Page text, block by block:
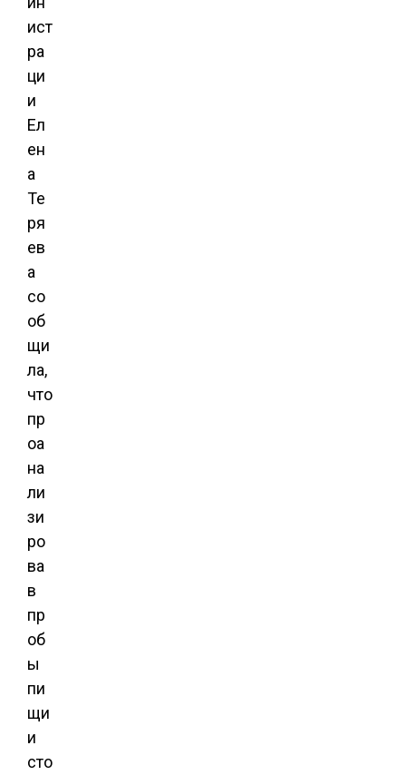
ист
ра
ци
и
Ел
ен
а
Те
ря
ев
а
со
об
щи
ла,
что
пр
оа
на
ли
зи
ро
ва
в
пр
об
ы
пи
щи
и
сто